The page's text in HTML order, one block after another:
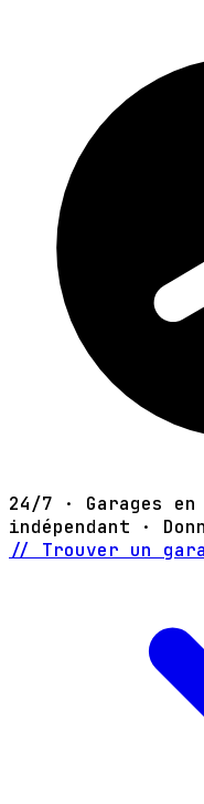
24/7 · Garages en
indépendant ·
// Trouver un